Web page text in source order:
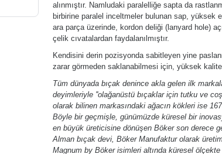
alınmıştır. Namludaki paralelliğe sapta da
birbirine paralel inceltmeler bulunan sap, yüksek
ara parça üzerinde, kordon deliği (lanyard hole)
çelik cıvatalardan faydalanılmıştır.
Kendisini derin pozisyonda sabitleyen yine
zarar görmeden saklanabilmesi için, yüksek
Tüm dünyada bıçak denince akla gelen ilk
deyimleriyle ''olağanüstü bıçaklar için tutku ve
olarak bilinen markasındaki ağacın kökleri ise
Böyle bir geçmişle, günümüzde küresel bir
en büyük üreticisine dönüşen Böker son derece
Alman bıçak devi, Böker Manufaktur olarak
Magnum by Böker isimleri altında küresel